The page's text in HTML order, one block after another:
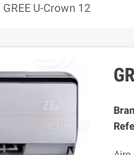
GREE U-Crown 12